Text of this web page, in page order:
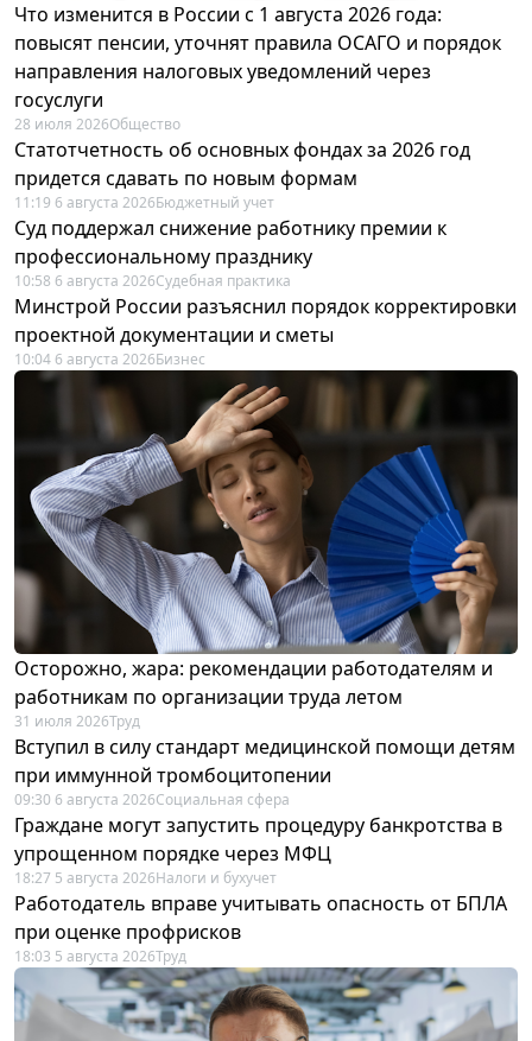
Что изменится в России с 1 августа 2026 года:
повысят пенсии, уточнят правила ОСАГО и порядок
направления налоговых уведомлений через
госуслуги
28 июля 2026Общество
Статотчетность об основных фондах за 2026 год
придется сдавать по новым формам
11:19 6 августа 2026Бюджетный учет
Суд поддержал снижение работнику премии к
профессиональному празднику
10:58 6 августа 2026Судебная практика
Минстрой России разъяснил порядок корректировки
проектной документации и сметы
10:04 6 августа 2026Бизнес
Осторожно, жара: рекомендации работодателям и
работникам по организации труда летом
31 июля 2026Труд
Вступил в силу стандарт медицинской помощи детям
при иммунной тромбоцитопении
09:30 6 августа 2026Социальная сфера
Граждане могут запустить процедуру банкротства в
упрощенном порядке через МФЦ
18:27 5 августа 2026Налоги и бухучет
Работодатель вправе учитывать опасность от БПЛА
при оценке профрисков
18:03 5 августа 2026Труд